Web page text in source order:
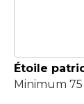
Étoile
Minimum 75